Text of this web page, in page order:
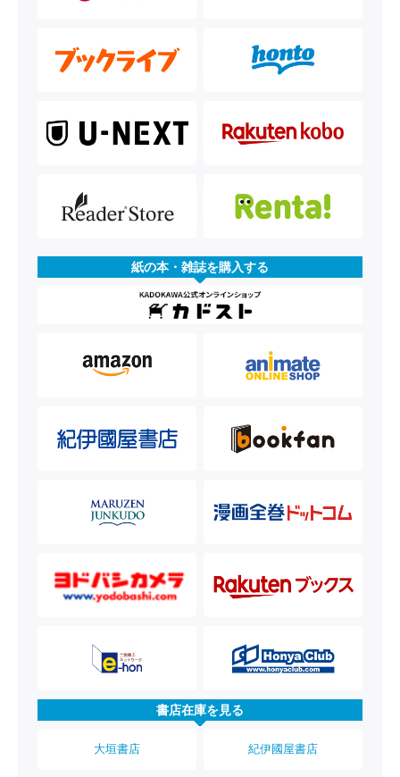
紙の本・雑誌を購入する
書店在庫を見る
大垣書店 紀伊國屋書店